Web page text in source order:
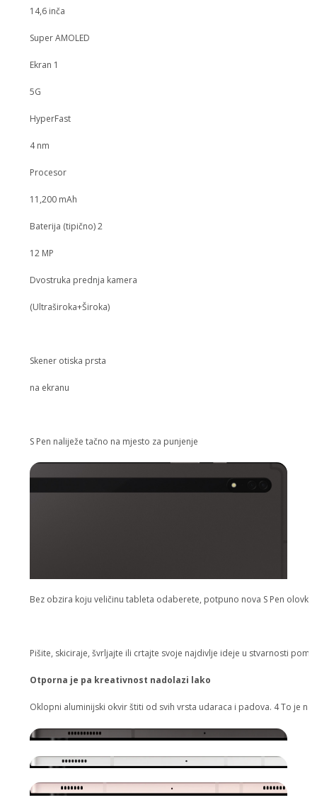
14,6 inča
Super AMOLED
Ekran 1
5G
HyperFast
4 nm
Procesor
11,200 mAh
Baterija (tipično) 2
12 MP
Dvostruka prednja kamera
(Ultraširoka+Široka)
Skener otiska prsta
na ekranu
S Pen naliježe tačno na mjesto za punjenje
Bez obzira koju veličinu tableta odaberete, potpuno nova S Pen
Pišite, skiciraje, švrljajte ili crtajte svoje najdivlje ideje u stvarnosti
Otporna je pa kreativnost nadolazi lako
Oklopni aluminijski okvir štiti od svih vrsta udaraca i padova. 4 To je